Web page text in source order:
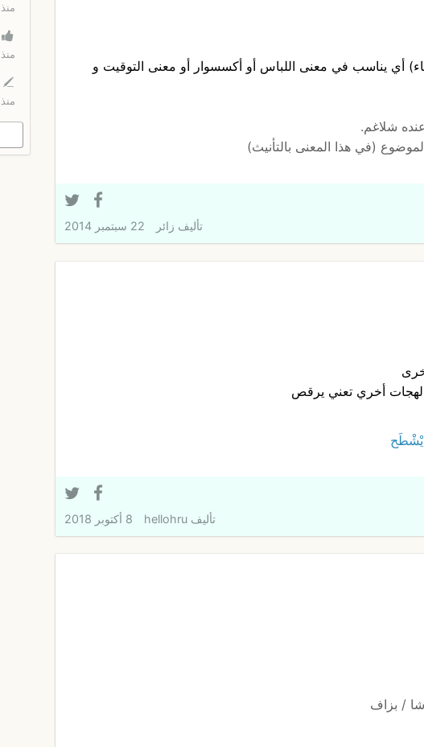
أي يناسب في معنى اللباس أو أكسسوار أو معنى التوقيت و
شلاغم.
(في هذا المعنى بالتأنيث)
تأليف زائر 22 سبتمبر 2014
لهجات أخري تعني يرقص
يْشْطَح
تأليفhellohru 8 أكتوبر 2018
/ بزاف
منذ 8 ساعات
منذ 9 ساعات
منذ 9 ساعات